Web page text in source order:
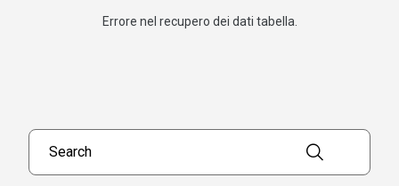
Search products
Errore nel recupero dei dati tabella.